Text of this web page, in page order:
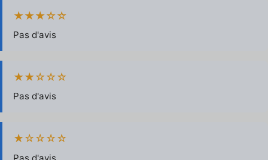
★★★☆☆
Pas d'avis
★★☆☆☆
Pas d'avis
★☆☆☆☆
Pas d'avis